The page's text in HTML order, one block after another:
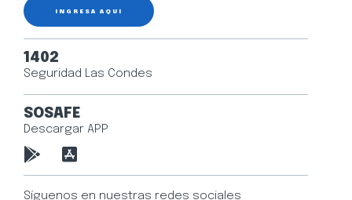
INGRESA AQUÍ
1402
Seguridad Las Condes
SOSAFE
Descargar APP
Síguenos en nuestras redes sociales